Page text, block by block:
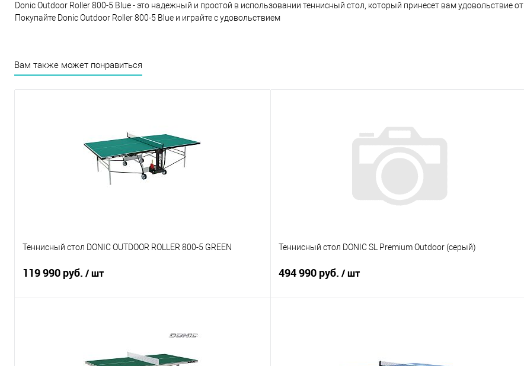
Donic Outdoor Roller 800-5 Blue - это надежный и простой в использовании теннисный стол, который принесет вам удовольствие
Покупайте Donic Outdoor Roller 800-5 Blue и играйте с удовольствием
Вам также может понравиться
Теннисный стол DONIC OUTDOOR ROLLER 800-5 GREEN
119 990 руб. / шт
Купить в 1 клик
К сравнению
Теннисный стол DONIC SL Premium Outdoor (серый)
494 990 руб. / шт